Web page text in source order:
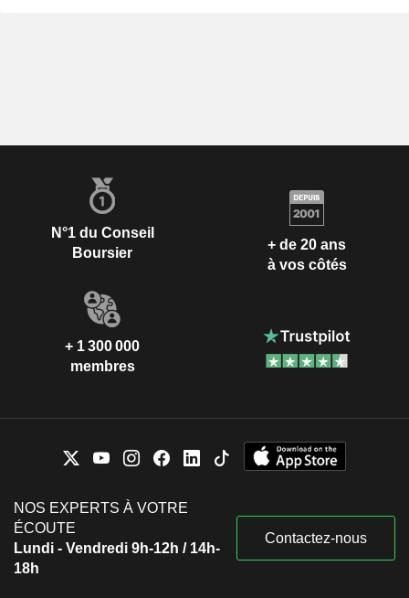
N°1 du Conseil
Boursier
+ de 20 ans
à vos côtés
+ 1 300 000
membres
NOS EXPERTS À VOTRE
ÉCOUTE
Lundi - Vendredi 9h-12h / 14h-
18h
Contactez-nous